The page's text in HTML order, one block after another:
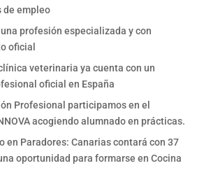
de empleo
profesión especializada y con
oficial
veterinaria ya cuenta con un
oficial en España
Profesional participamos en el
acogiendo alumnado en prácticas.
en Paradores: Canarias contará con 37
oportunidad para formarse en Cocina